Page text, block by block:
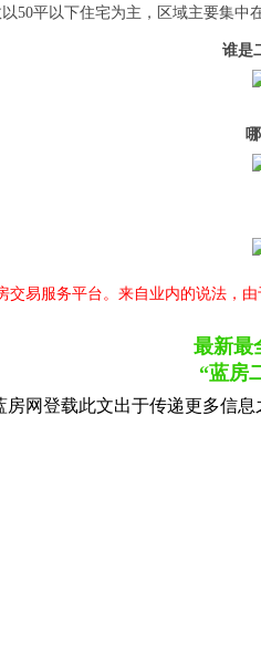
50平以下住宅为主，区域主要集中
谁是
交易服务平台。来自业内的说法，
最新最
“蓝房
房网登载此文出于传递更多信